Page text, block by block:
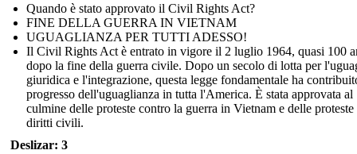
Quando è stato approvato il Civil Rights Act?
FINE DELLA GUERRA IN VIETNAM
UGUAGLIANZA PER TUTTI ADESSO!
Il Civil Rights Act è entrato in vigore il 2 luglio 1964, quasi 100
dopo la fine della guerra civile. Dopo un secolo di lotta per
giuridica e l'integrazione, questa legge fondamentale ha
progresso dell'uguaglianza in tutta l'America. È stata approvata al
culmine delle proteste contro la guerra in Vietnam e delle proteste
diritti civili.
Deslizar: 3